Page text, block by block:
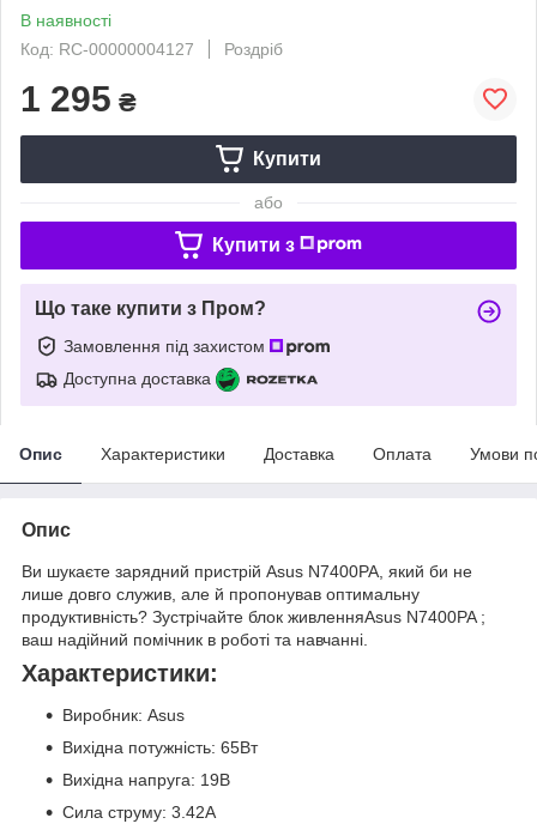
В наявності
Код: RC-00000004127
Роздріб
1 295 ₴
Купити
або
Купити з
Що таке купити з Пром?
Замовлення під захистом
Доступна доставка
Опис Характеристики Доставка Оплата Умови
Опис
Ви шукаєте зарядний пристрій Asus N7400PA, який би не
лише довго служив, але й пропонував оптимальну
продуктивність? Зустрічайте блок живленняAsus N7400PA ;
ваш надійний помічник в роботі та навчанні.
Характеристики:
Виробник: Asus
Вихідна потужність: 65Вт
Вихідна напруга: 19В
Сила струму: 3.42А